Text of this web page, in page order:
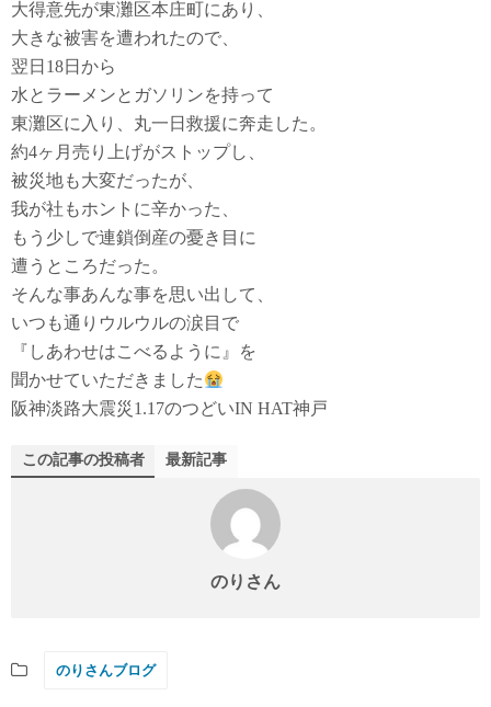
大得意先が東灘区本庄町にあり、
大きな被害を遭われたので、
翌日18日から
水とラーメンとガソリンを持って
東灘区に入り、丸一日救援に奔走した。
約4ヶ月売り上げがストップし、
被災地も大変だったが、
我が社もホントに辛かった、
もう少しで連鎖倒産の憂き目に
遭うところだった。
そんな事あんな事を思い出して、
いつも通りウルウルの涙目で
『しあわせはこべるように』を
聞かせていただきました
阪神淡路大震災1.17のつどいIN HAT神戸
この記事の投稿者 最新記事
のりさん
のりさんブログ